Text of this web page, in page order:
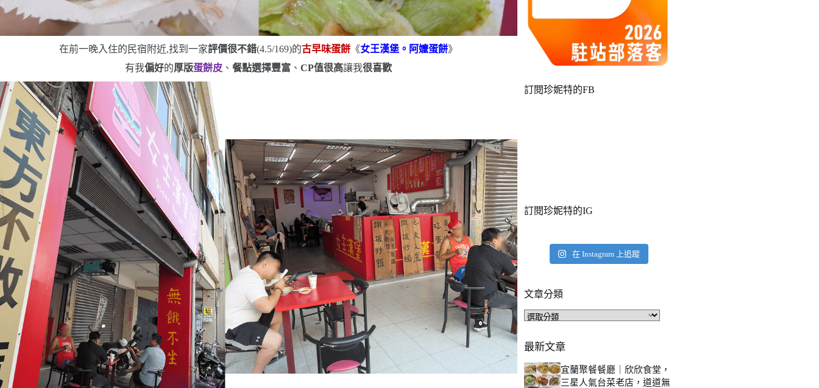
在前一晚入住的民宿附近,找到一家評價很不錯(4.5/169)的古早味蛋餅 《女王漢堡。阿嬤蛋餅》
有我偏好的厚版蛋餅皮 、餐點選擇豐富 、CP值很高讓我很喜歡
訂閱珍妮特的FB
訂閱珍妮特的IG
在 Instagram 上追蹤
文章分類
文
分
類
最新文章
宜蘭聚餐餐廳｜欣欣食堂，
三星人氣台菜老店，道道無